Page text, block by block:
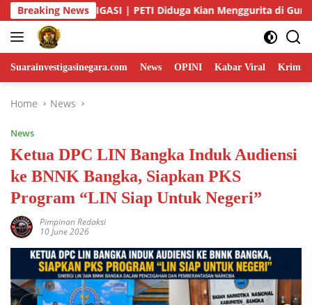
Skip
to
content
Breaking News
Menggurita di Gunung Tagin, Siapa yang Bermain? Aparat
Suarainvestigasinegara.com News OPINI Kabar Viral
Home News
News
Ketua DPC LIN Bangka Induk Audiensi
ke BNNK Bangka, Siapkan PKS
Program “LIN Siap Untuk Negeri”
Pimpinan Redaksi
10 June 2026